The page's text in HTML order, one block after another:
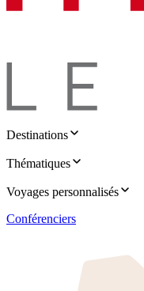
Destinations
Thématiques
Voyages personnalisés
Conférenciers